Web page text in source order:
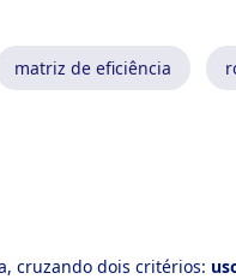
matriz de eficiência
cruzando dois critérios: